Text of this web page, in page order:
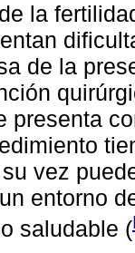
la
de la
presenta
vez
entorno
saludable (